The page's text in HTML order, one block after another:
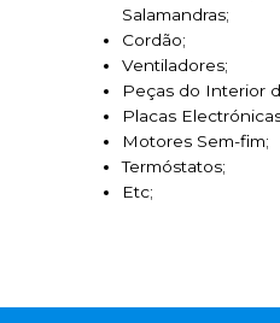
Salamandras;
Cordão;
Ventiladores;
Peças do Interior
Placas
Motores Sem-fim;
Termóstatos;
Etc;